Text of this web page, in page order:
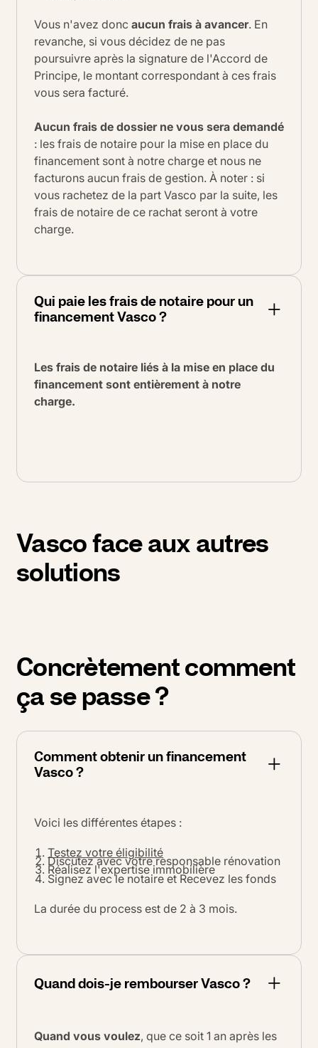
Vous n'avez donc aucun frais à avancer. En
revanche, si vous décidez de ne pas
poursuivre après la signature de l'Accord de
Principe, le montant correspondant à ces frais
vous sera facturé.
Aucun frais de dossier ne vous sera demandé
: les frais de notaire pour la mise en place du
financement sont à notre charge et nous ne
facturons aucun frais de gestion. À noter : si
vous rachetez de la part Vasco par la suite, les
frais de notaire de ce rachat seront à votre
charge.
Qui paie les frais de notaire pour un
financement Vasco ?
Les frais de notaire liés à la mise en place du
financement sont entièrement à notre
charge.
Vasco face aux autres
solutions
Concrètement comment
ça se passe ?
Comment obtenir un financement
Vasco ?
Voici les différentes étapes :
Testez votre éligibilité
Discutez avec votre responsable rénovation
Réalisez l'expertise immobilière
Signez avec le notaire et Recevez les fonds
La durée du process est de 2 à 3 mois.
Quand dois-je rembourser Vasco ?
Quand vous voulez, que ce soit 1 an après les